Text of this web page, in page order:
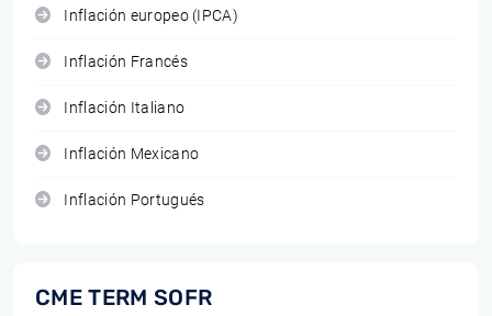
Inflación europeo (IPCA)
Inflación Francés
Inflación Italiano
Inflación Mexicano
Inflación Portugués
CME TERM SOFR